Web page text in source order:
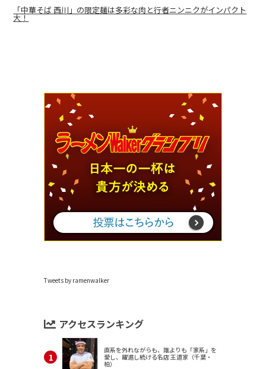
「中華そば 西川」の限定麺は多彩な肉と行者ニンニクがインパクト
大！
Tweets by ramenwalker
アクセスランキング
直系を外れながらも、誰よりも「家系」を
愛し、躍進し続ける名店 王道家（千葉・
柏）